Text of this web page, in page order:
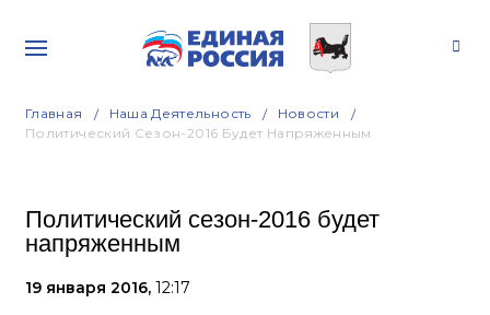
Главная Наша Деятельность
Новости
Политический Сезон-2016 Будет Напряженным
Политический сезон-2016 будет
напряженным
19 января 2016, 12:17